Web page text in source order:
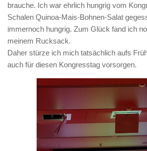
brauche. Ich war ehrlich hungrig vom
Schalen Quinoa-Mais-Bohnen-Salat
immernoch hungrig. Zum Glück fand ich
meinem Rucksack.
Daher stürze ich mich tatsächlich aufs
auch für diesen Kongresstag vorsorgen.